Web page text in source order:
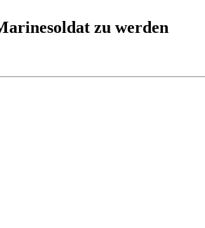
zu werden